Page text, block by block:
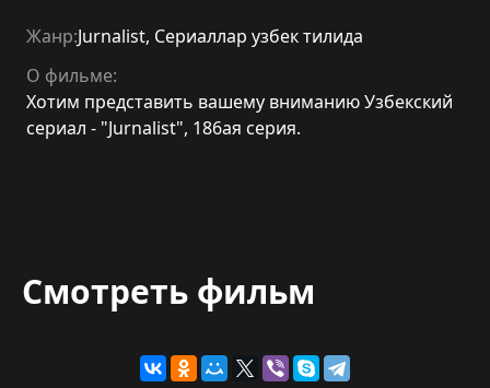
Жанр:Jurnalist, Сериаллар узбек тилида
О фильме:
Хотим представить вашему вниманию Узбекский
сериал - "Jurnalist", 186ая серия.
Смотреть фильм